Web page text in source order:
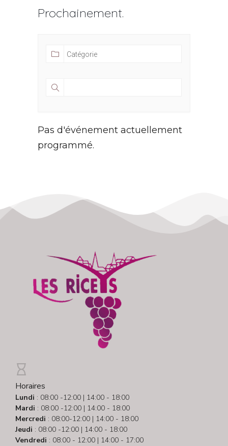
Prochainement.
Pas d'événement actuellement
programmé.
Horaires
Lundi : 08:00 -12:00 | 14:00 - 18:00
Mardi : 08:00 -12:00 | 14:00 - 18:00
Mercredi : 08:00-12:00 | 14:00 - 18:00
Jeudi : 08:00 -12:00 | 14:00 - 18:00
Vendredi : 08:00 - 12:00 | 14:00 - 17:00